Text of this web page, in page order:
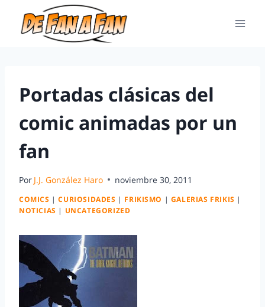
Portadas clásicas del
comic animadas por un
fan
Por J.J. González Haro noviembre 30, 2011
COMICS |CURIOSIDADES | FRIKISMO | GALERIAS FRIKIS |
NOTICIAS | UNCATEGORIZED